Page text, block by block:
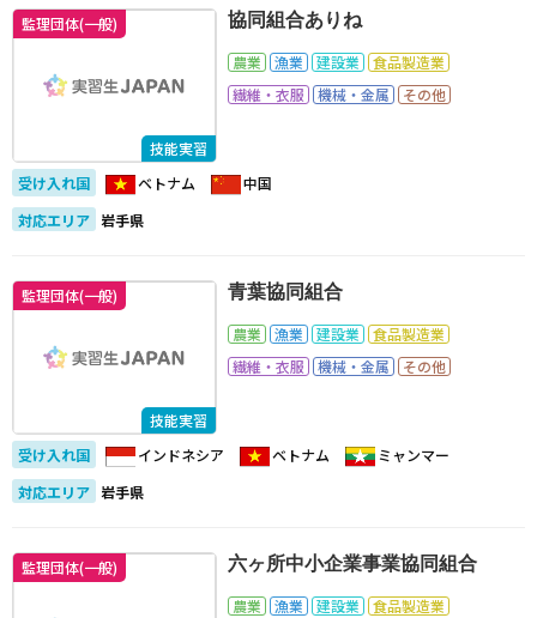
監理団体(一般)
技能実習
協同組合ありね
農業 漁業 建設業
食品製造業
繊維・衣服
機械・金属 その他
受け入れ国 ベトナム
中国
対応エリア 岩手県
監理団体(一般)
技能実習
青葉協同組合
農業 漁業 建設業
食品製造業
繊維・衣服
機械・金属 その他
受け入れ国 インドネシア ベトナム
ミャンマー
対応エリア 岩手県
監理団体(一般) 六ヶ所中小企業事業協同組合
農業 漁業 建設業
食品製造業